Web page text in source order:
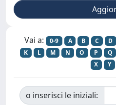
Vai a: 0-9 A B C D
K
L M N O P Q
X
Y
o inserisci le iniziali: